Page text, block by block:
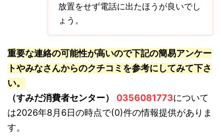
放置をせず電話に出たほうが良いでし
ょう。
重要な連絡の可能性が高いので下記の簡易アンケー
トやみなさんからのクチコミを参考にしてみて下さ
い。
（すみだ消費者センター）
0356081773について
は2026年8月6日の時点で(0)件の情報提供がありま
す。